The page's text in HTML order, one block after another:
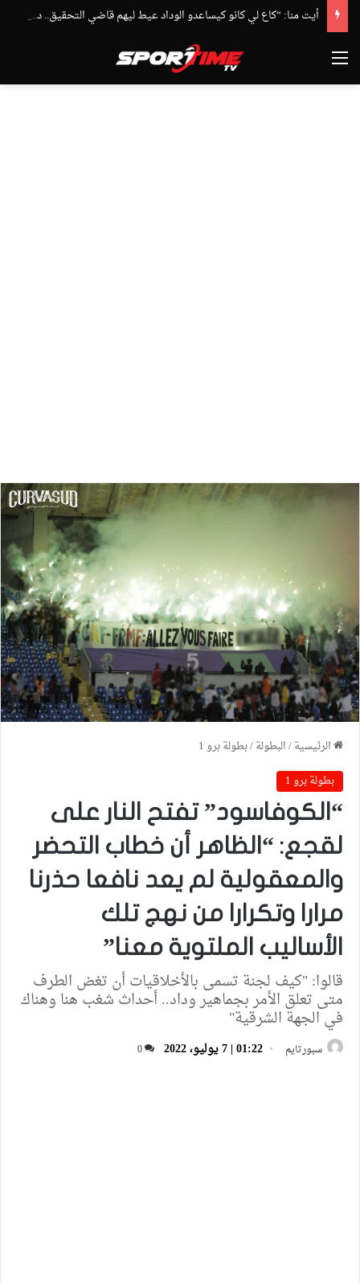
أيت منا: “كاع لي كانو كيساعدو الوداد عيط ليهم قاضي التحقيق.. دابا حتى شي واحد ما بقا باغي يعاون”
القائمة
الرئيسية/البطولة/بطولة برو 1
بطولة برو 1
“الكوفاسود” تفتح النار على
لقجع: “الظاهر أن خطاب التحضر
والمعقولية لم يعد نافعا حذرنا
مرارا وتكرارا من نهج تلك
الأساليب الملتوية معنا”
قالوا: "كيف لجنة تسمى بالأخلاقيات أن تغض الطرف
متى تعلق الأمر بجماهير وداد.. أحداث شغب هنا وهناك
في الجهة الشرقية"
سبورتايم 01:22 | 7 يوليو، 2022 0